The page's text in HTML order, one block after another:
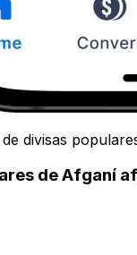
divisas
de Afganí